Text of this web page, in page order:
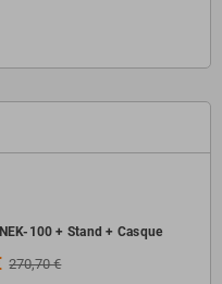
100 + Stand + Casque
270,70 €